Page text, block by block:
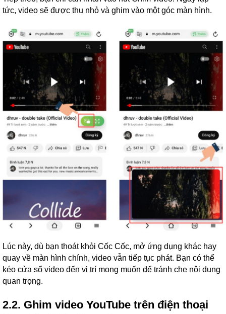
tức, video sẽ được thu nhỏ và ghim vào một góc màn hình.
Lúc này, dù bạn thoát khỏi Cốc Cốc, mở ứng dụng khác hay
quay về màn hình chính, video vẫn tiếp tục phát. Bạn có thể
kéo cửa sổ video đến vị trí mong muốn để tránh che nội dung
quan trọng.
2.2. Ghim video YouTube trên điện thoại